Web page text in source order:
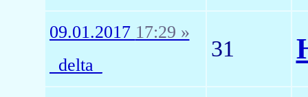
09.01.2017 17:29 »
_delta_
31